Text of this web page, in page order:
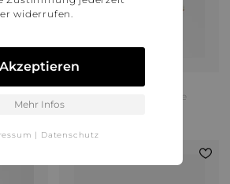
bonprix Mary-Janes Beige
22,99 €
widerrufen.
Akzeptieren
Mehr Infos
| Datenschutz